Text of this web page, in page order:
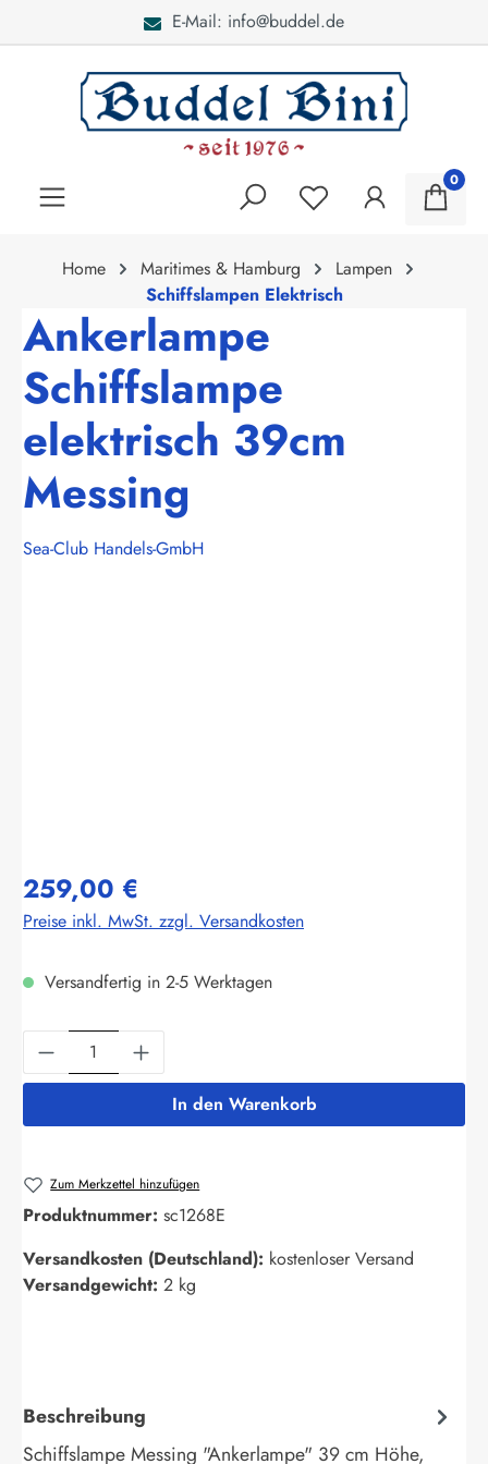
E-Mail: info@buddel.de
0
Home Maritimes & Hamburg
Lampen
Schiffslampen Elektrisch
Ankerlampe
Schiffslampe
elektrisch 39cm
Messing
Sea-Club Handels-GmbH
259,00 €
Preise inkl. MwSt. zzgl. Versandkosten
Versandfertig in 2-5 Werktagen
Produkt Anzahl: Gib den gewünschten
In den Warenkorb
Zum Merkzettel hinzufügen
Produktnummer: sc1268E
Versandkosten (Deutschland): kostenloser Versand
Versandgewicht: 2 kg
Beschreibung
Schiffslampe Messing "Ankerlampe" 39 cm Höhe,